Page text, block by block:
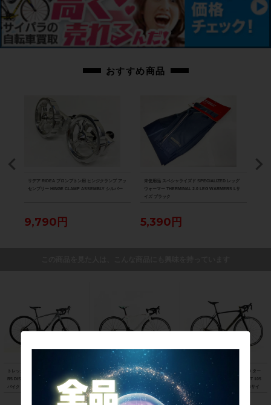
で展示キズがございます。※ペダルなどの付属品に関しては写真に写っている
ものですべてとなりますのでご了承ください。
商品コード
おすすめ商品
リデア RIDEA ブロンプトン用 ヒンジクランプ アッ
センブリー HINGE CLAMP ASSEMBLY シルバー
9,790円
未使用品 スペシャライズド SPECIALIZED レッグ
ウォーマー THERMINAL 2.0 LEG WARMERS Lサ
イズ ブラック
5,390円
トレック TREK エモンダ EMONDA AL
R5 DISC 105 油圧DISC 2021年 ロード
バイク 47サイズ スレート トゥ トレッ
ビアンキ BIANCHI フェニーチェ スポ
ーツ FENICE SPORT Tiagra 2017年
ロードバイク 50サイズ ホワイト
スペシャライズド SPECIALIZED ター
マック スポーツ TARMAC SPORT 105
2018年 カーボンロードバイク 56サイ
ズ サガン スーパースター